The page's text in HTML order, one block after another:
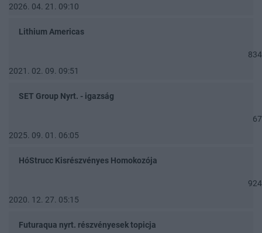
2026. 04. 21. 09:10
Lithium Americas
834
2021. 02. 09. 09:51
SET Group Nyrt. - igazság
67
2025. 09. 01. 06:05
HóStrucc Kisrészvényes Homokozója
924
2020. 12. 27. 05:15
Futuraqua nyrt. részvényesek topicja